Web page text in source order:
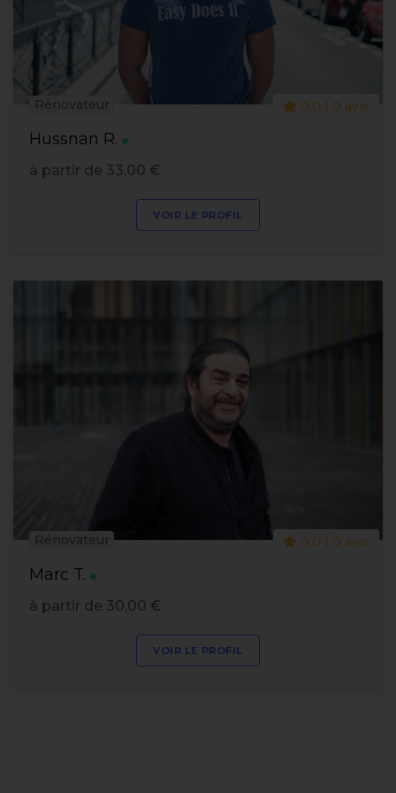
Hussnan R.
Rénovateur 0.0 | 0 avis
à partir de 33,00 €
VOIR LE PROFIL
Marc T.
Rénovateur 0.0 | 0 avis
à partir de 30,00 €
VOIR LE PROFIL